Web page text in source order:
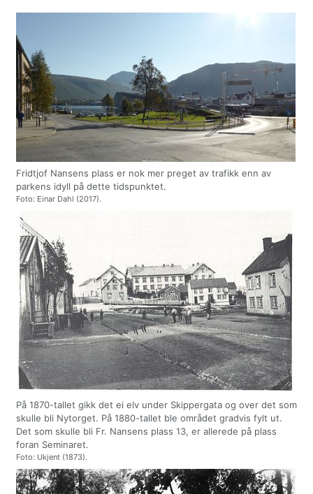
Fridtjof Nansens plass er nok mer preget av trafikk enn av
parkens idyll på dette tidspunktet.
Foto: Einar Dahl (2017).
På 1870-tallet gikk det ei elv under Skippergata og over det som
skulle bli Nytorget. På 1880-tallet ble området gradvis fylt ut.
Det som skulle bli Fr. Nansens plass 13, er allerede på plass
foran Seminaret.
Foto: Ukjent (1873).